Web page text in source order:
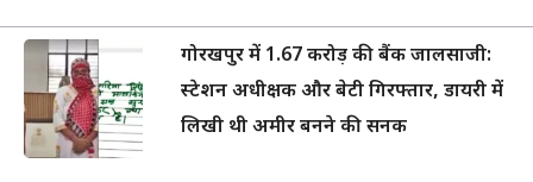
गोरखपुर में 1.67 करोड़ की बैंक जालसाजी:
स्टेशन अधीक्षक और बेटी गिरफ्तार, डायरी में
लिखी थी अमीर बनने की सनक